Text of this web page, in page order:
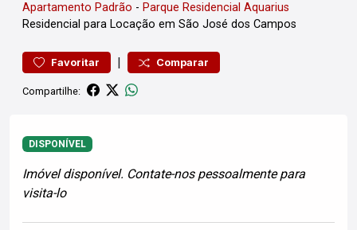
Apartamento Padrão - Parque Residencial Aquarius
Residencial para Locação em São José dos Campos
Favoritar | Comparar
Compartilhe:
DISPONÍVEL
Imóvel disponível. Contate-nos pessoalmente para
visita-lo